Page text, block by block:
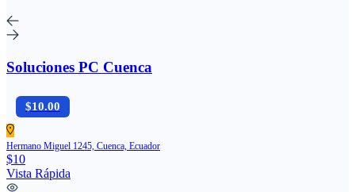
Soluciones PC Cuenca
$10.00
Hermano Miguel 1245, Cuenca, Ecuador
$10
Vista Rápida